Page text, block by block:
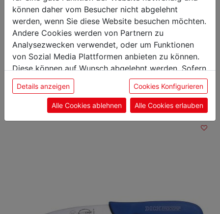
Klingenlänge: 30 cm
Das könnte Sie auch
interessieren
Ausbeinmesser
können daher vom Besucher nicht abgelehnt
werden, wenn Sie diese Website besuchen möchten.
Andere Cookies werden von Partnern zu
Analysezwecken verwendet, oder um Funktionen
von Sozial Media Plattformen anbieten zu können.
Diese können auf Wunsch abgelehnt werden. Sofern
sie unsere Webseite weiter nutzen, geben Sie
Einwilligung zu unseren Cookies.
Details anzeigen Cookies Konfigurieren
Alle Cookies ablehnen Alle Cookies erlauben